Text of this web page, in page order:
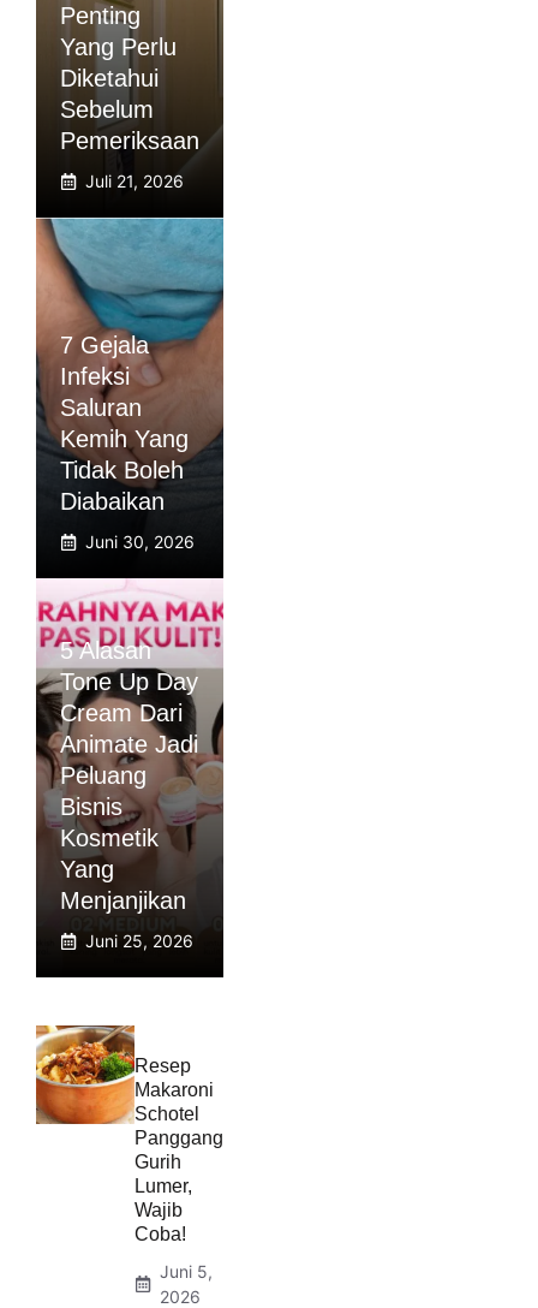
Penting
Yang Perlu
Diketahui
Sebelum
Pemeriksaan
Juli 21, 2026
7 Gejala
Infeksi
Saluran
Kemih Yang
Tidak Boleh
Diabaikan
Juni 30, 2026
5 Alasan
Tone Up Day
Cream Dari
Animate Jadi
Peluang
Bisnis
Kosmetik
Yang
Menjanjikan
Juni 25, 2026
Resep
Makaroni
Schotel
Panggang
Gurih
Lumer,
Wajib
Coba!
Juni 5,
2026